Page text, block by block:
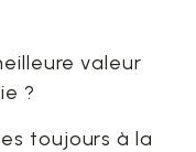
valeur
?
toujours à la